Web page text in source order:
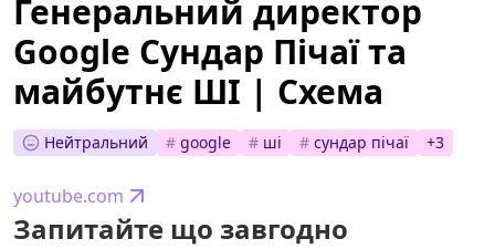
Генеральний директор
Google Сундар Пічаї та
майбутнє ШІ | Схема
Нейтральний # google # ші # сундар пічаї +3
youtube.com
Запитайте що завгодно